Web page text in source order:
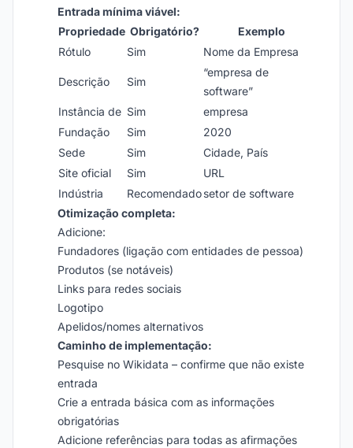
Entrada mínima viável:
Propriedade Obrigatório?
Exemplo
Rótulo
Sim Nome da Empresa
Descrição Sim
“empresa de
software”
Instância de Sim
empresa
Fundação
Sim
2020
Sede
Sim
Cidade, País
Site oficial
Sim
URL
Indústria
Recomendadosetor de software
Otimização completa:
Adicione:
Fundadores (ligação com entidades de pessoa)
Produtos (se notáveis)
Links para redes sociais
Logotipo
Apelidos/nomes alternativos
Caminho de implementação:
Pesquise no Wikidata – confirme que não existe
entrada
Crie a entrada básica com as informações
obrigatórias
Adicione referências para todas as afirmações